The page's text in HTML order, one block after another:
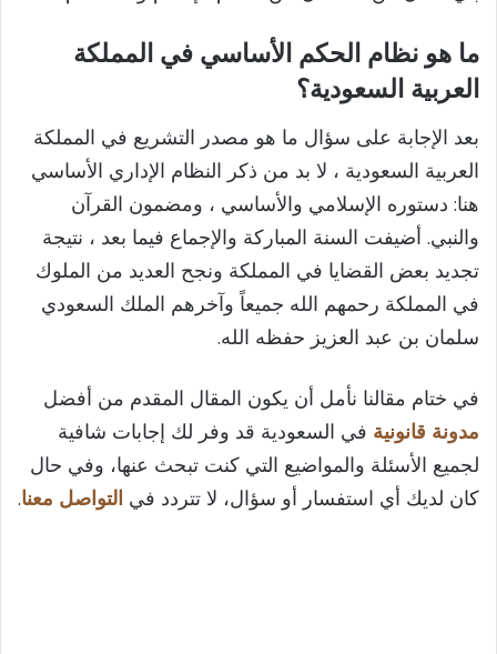
ما هو نظام الحكم الأساسي في المملكة
العربية السعودية؟
بعد الإجابة على سؤال ما هو مصدر التشريع في المملكة
العربية السعودية ، لا بد من ذكر النظام الإداري الأساسي
هنا: دستوره الإسلامي والأساسي ، ومضمون القرآن
والنبي. أضيفت السنة المباركة والإجماع فيما بعد ، نتيجة
تجديد بعض القضايا في المملكة ونجح العديد من الملوك
في المملكة رحمهم الله جميعاً وآخرهم الملك السعودي
سلمان بن عبد العزيز حفظه الله.
في ختام مقالنا نأمل أن يكون المقال المقدم من أفضل
مدونة قانونية في السعودية قد وفر لك إجابات شافية
لجميع الأسئلة والمواضيع التي كنت تبحث عنها، وفي حال
كان لديك أي استفسار أو سؤال، لا تتردد في التواصل معنا.